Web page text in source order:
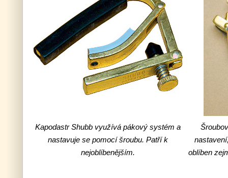
Kapodastr Shubb využívá pákový systém a
nastavuje se pomocí šroubu. Patří k
nejoblíbenějším.
oblíben